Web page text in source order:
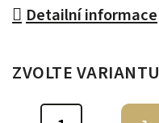
Detailní informace
ZVOLTE VARIANTU